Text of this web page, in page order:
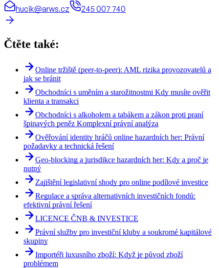
hucik@arws.cz 245 007 740
Čtěte také:
Online tržiště (peer-to-peer): AML rizika provozovatelů a
jak se bránit
Obchodníci s uměním a starožitnostmi Kdy musíte ověřit
klienta a transakci
Obchodníci s alkoholem a tabákem a zákon proti praní
špinavých peněz Komplexní právní analýza
Ověřování identity hráčů online hazardních her: Právní
požadavky a technická řešení
Geo-blocking a jurisdikce hazardních her: Kdy a proč je
nutný
Zajištění legislativní shody pro online podílové investice
Regulace a správa alternativních investičních fondů:
efektivní právní řešení
LICENCE ČNB & INVESTICE
Právní služby pro investiční kluby a soukromé kapitálové
skupiny
Importéři luxusního zboží: Když je původ zboží
problémem